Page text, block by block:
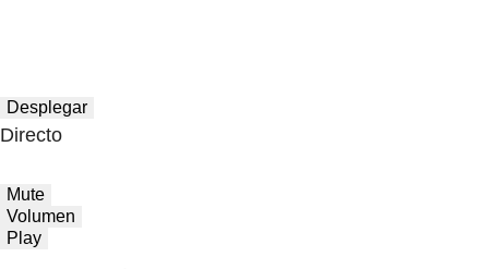
Desplegar
Directo
Mute
Volumen
Play